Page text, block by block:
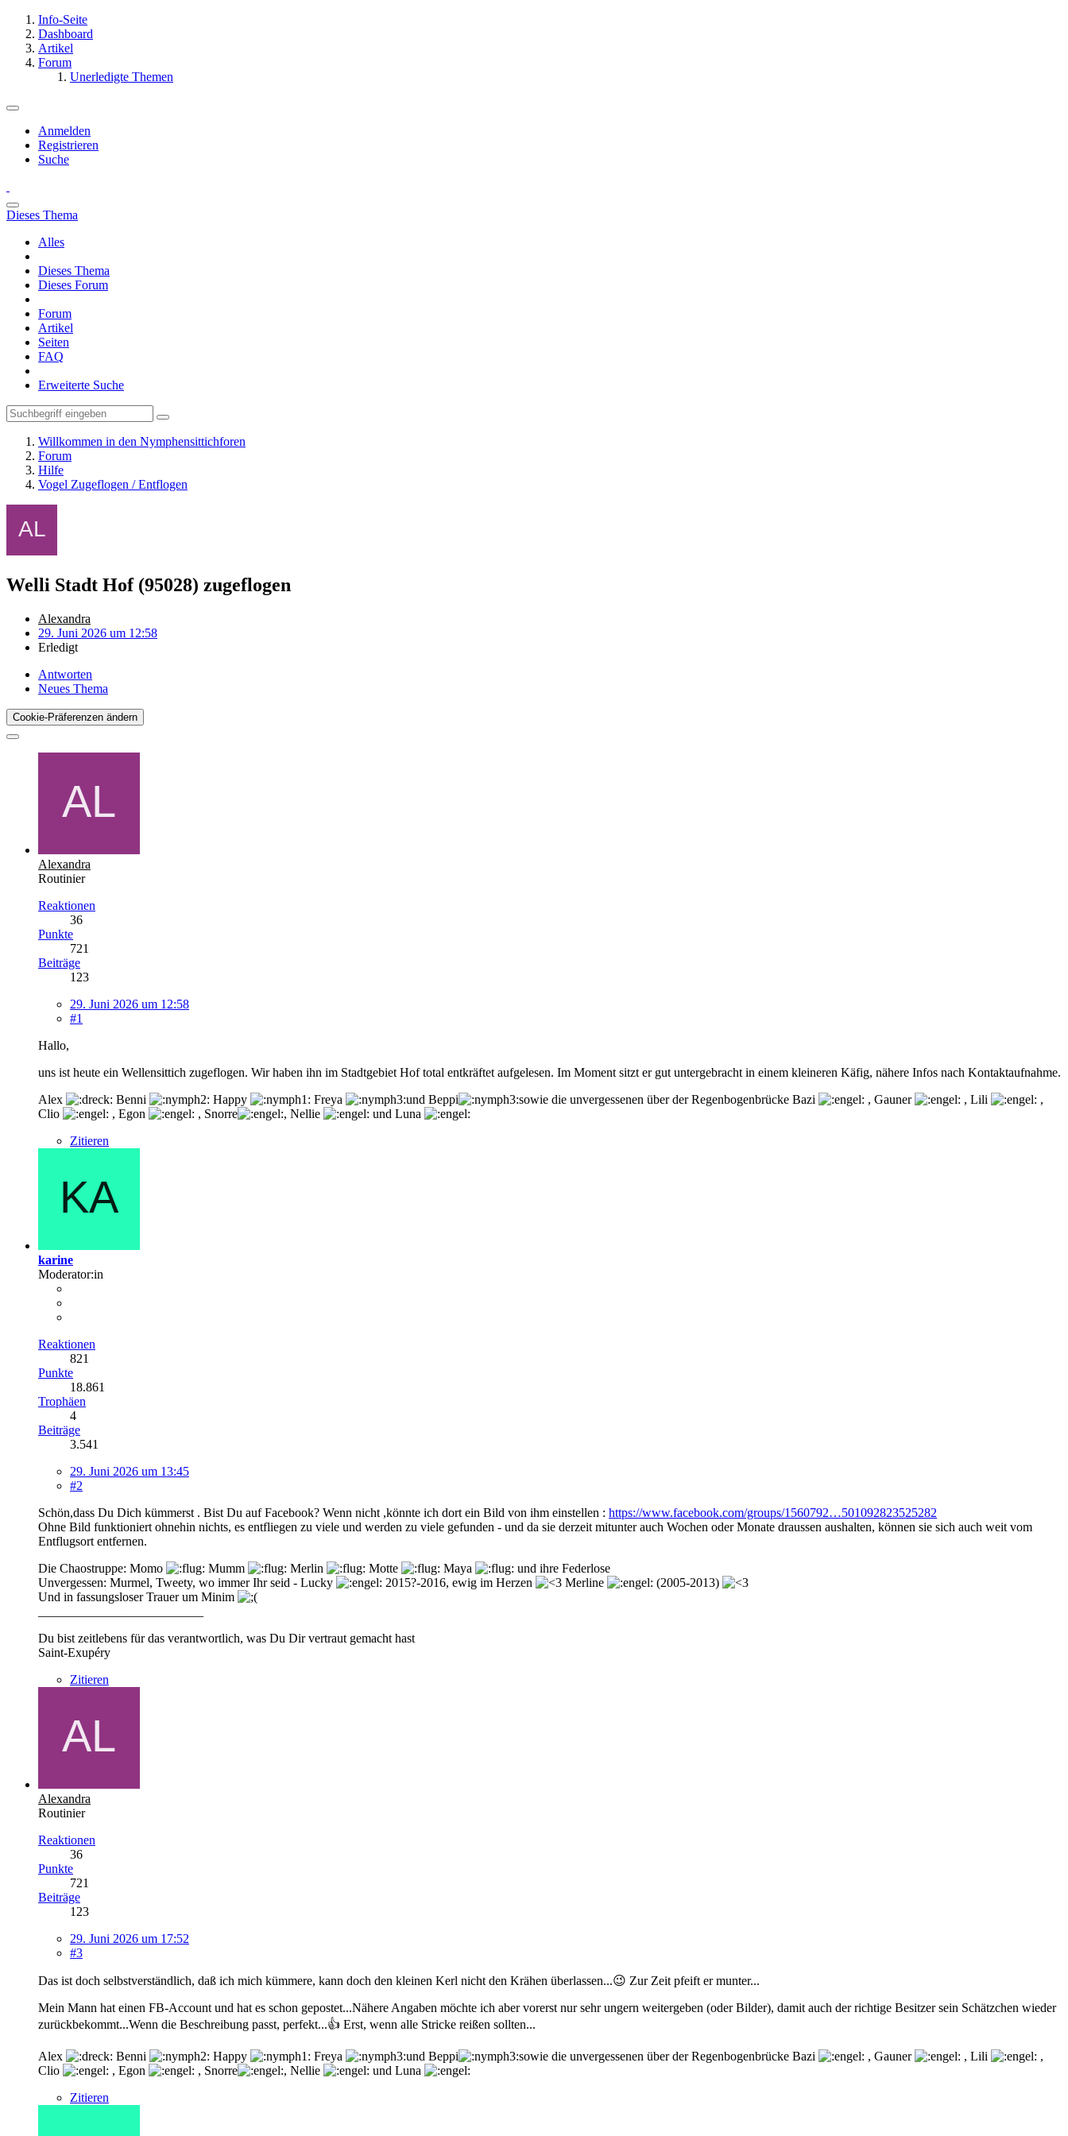
Info-Seite
Dashboard
Artikel
Forum
Unerledigte Themen
Anmelden
Registrieren
Suche
Dieses Thema
Alles
Dieses Thema
Dieses Forum
Forum
Artikel
Seiten
FAQ
Erweiterte Suche
Willkommen in den Nymphensittichforen
Forum
Hilfe
Vogel Zugeflogen / Entflogen
Welli Stadt Hof (95028) zugeflogen
Alexandra
29. Juni 2026 um 12:58
Erledigt
Antworten
Neues Thema
Cookie-Präferenzen ändern
Alexandra
Routinier
Reaktionen
36
Punkte
721
Beiträge
123
29. Juni 2026 um 12:58
#1
Hallo,
uns ist heute ein Wellensittich zugeflogen. Wir haben ihn im Stadtgebiet Hof total entkräftet aufgelesen. Im Moment sitzt er gut untergebracht in einem kleineren Käfig, nähere Infos nach Kontaktaufnahme.
Alex
Benni Happy Freya und Beppi sowie die unvergessenen über der Regenbogenbrücke Bazi , Gauner , Lili
,
Clio
, Egon , Snorre , Nellie
und Luna
Zitieren
karine
Moderator:in
Reaktionen
821
Punkte
18.861
Trophäen
4
Beiträge
3.541
29. Juni 2026 um 13:45
#2
Schön,dass Du Dich kümmerst . Bist Du auf Facebook? Wenn nicht ,könnte ich dort ein Bild von ihm einstellen : https://www.facebook.com/groups/1560792…501092823525282
Ohne Bild funktioniert ohnehin nichts, es entfliegen zu viele und werden zu viele gefunden - und da sie derzeit mitunter auch Wochen oder Monate draussen aushalten, können sie sich auch weit vom
Entflugsort entfernen.
Die Chaostruppe: Momo
Mumm Merlin Motte Maya
und ihre Federlose
Unvergessen: Murmel, Tweety, wo immer Ihr seid - Lucky
2015?-2016, ewig im Herzen Merline
(2005-2013)
Und in fassungsloser Trauer um Minim
Du bist zeitlebens für das verantwortlich, was Du Dir vertraut gemacht hast
Saint-Exupéry
Zitieren
Alexandra
Routinier
Reaktionen
36
Punkte
721
Beiträge
123
29. Juni 2026 um 17:52
#3
Das ist doch selbstverständlich, daß ich mich kümmere, kann doch den kleinen Kerl nicht den Krähen überlassen...😉 Zur Zeit pfeift er munter...
Mein Mann hat einen FB-Account und hat es schon gepostet...Nähere Angaben möchte ich aber vorerst nur sehr ungern weitergeben (oder Bilder), damit auch der richtige Besitzer sein Schätzchen wieder
zurückbekommt...Wenn die Beschreibung passt, perfekt...👍 Erst, wenn alle Stricke reißen sollten...
Alex Benni Happy Freya und Beppi sowie die unvergessenen über der Regenbogenbrücke Bazi , Gauner , Lili
,
Clio
, Egon , Snorre , Nellie
und Luna
Zitieren